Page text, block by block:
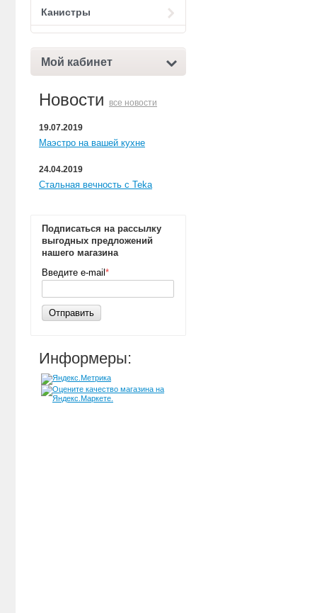
Канистры
Мой кабинет
Новости все новости
19.07.2019
Маэстро на вашей кухне
24.04.2019
Стальная вечность с Teka
Подписаться на рассылку
выгодных предложений
нашего магазина
Введите e-mail *
Отправить
Информеры: